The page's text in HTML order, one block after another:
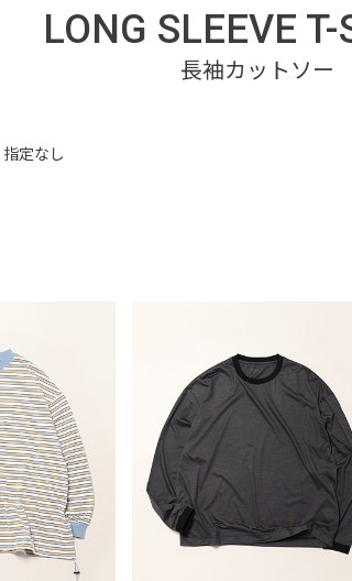
LONG SLEEVE
指定なし